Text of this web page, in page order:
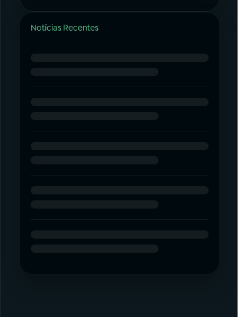
Notícias Recentes